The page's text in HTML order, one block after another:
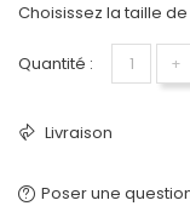
Choisissez la taille
Quantité : +
Livraison
Poser une